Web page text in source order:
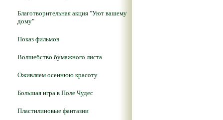
Благотворительная акция "Уют вашему
дому"
Показ фильмов
Волшебство бумажного листа
Оживляем осеннюю красоту
Большая игра в Поле Чудес
Пластилиновые фантазии